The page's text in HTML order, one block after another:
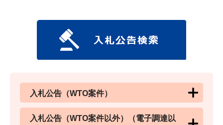
入札公告（WTO案件）
入札公告（WTO案件以外）（電子調達以